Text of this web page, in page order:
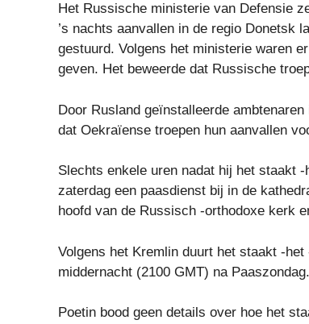
Het Russische ministerie van Defensie
’s nachts aanvallen in de regio Donetsk
gestuurd. Volgens het ministerie waren
geven. Het beweerde dat Russische
Door Rusland geïnstalleerde
dat Oekraïense troepen hun aanvallen
Slechts enkele uren nadat hij het staakt
zaterdag een paasdienst bij in de
hoofd van de Russisch -orthodoxe kerk
Volgens het Kremlin duurt het staakt -
middernacht (2100 GMT) na Paaszondag.
Poetin bood geen details over hoe het